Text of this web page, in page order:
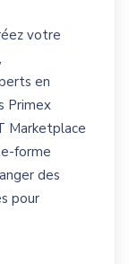
votre
en
Primex
Marketplace
forme
des
pour